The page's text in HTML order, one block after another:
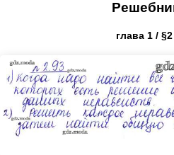
глава 1 /